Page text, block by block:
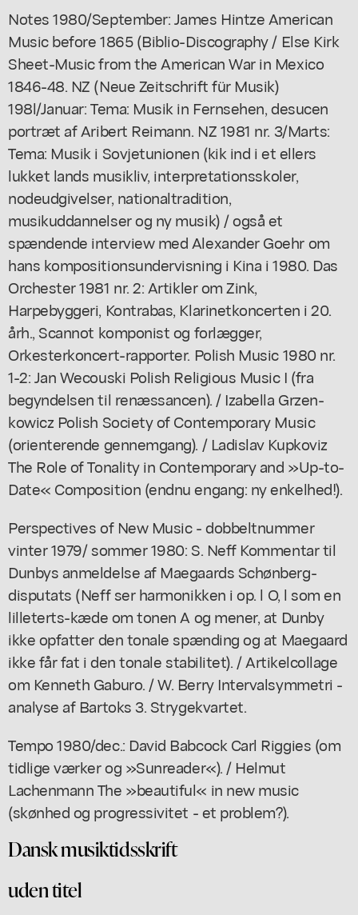
Notes 1980/September: James Hintze American
Music before 1865 (Biblio-Discography / Else Kirk
Sheet-Music from the American War in Mexico
1846-48. NZ (Neue Zeitschrift für Musik)
198l/Januar: Tema: Musik in Fernsehen, desucen
portræt af Aribert Reimann. NZ 1981 nr. 3/Marts:
Tema: Musik i Sovjetunionen (kik ind i et ellers
lukket lands musikliv, interpretationsskoler,
nodeudgivelser, nationaltradition,
musikuddannelser og ny musik) / også et
spændende interview med Alexander Goehr om
hans kompositionsundervisning i Kina i 1980. Das
Orchester 1981 nr. 2: Artikler om Zink,
Harpebyggeri, Kontrabas, Klarinetkoncerten i 20.
årh., Scannot komponist og forlægger,
Orkesterkoncert-rapporter. Polish Music 1980 nr.
1-2: Jan Wecouski Polish Religious Music I (fra
begyndelsen til renæssancen). / Izabella Grzen-
kowicz Polish Society of Contemporary Music
(orienterende gennemgang). / Ladislav Kupkoviz
The Role of Tonality in Contemporary and »Up-to-
Date« Composition (endnu engang: ny enkelhed!).
Perspectives of New Music - dobbeltnummer
vinter 1979/ sommer 1980: S. Neff Kommentar til
Dunbys anmeldelse af Maegaards Schønberg-
disputats (Neff ser harmonikken i op. l O, l som en
lilleterts-kæde om tonen A og mener, at Dunby
ikke opfatter den tonale spænding og at Maegaard
ikke får fat i den tonale stabilitet). / Artikelcollage
om Kenneth Gaburo. / W. Berry Intervalsymmetri -
analyse af Bartoks 3. Strygekvartet.
Tempo 1980/dec.: David Babcock Carl Riggies (om
tidlige værker og »Sunreader«). / Helmut
Lachenmann The »beautiful« in new music
(skønhed og progressivitet - et problem?).
Dansk musiktidsskrift
uden titel